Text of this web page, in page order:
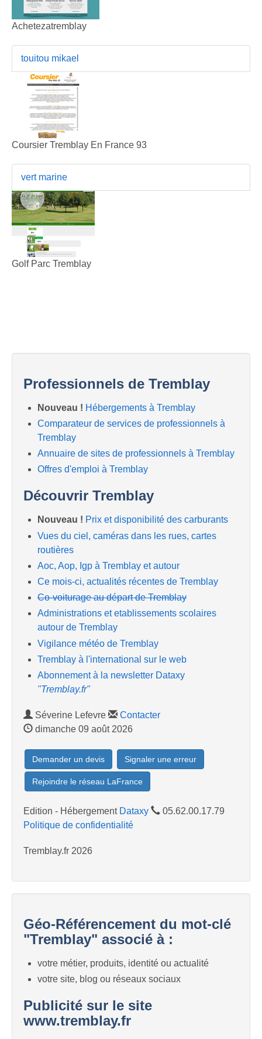
Achetezatremblay
touitou mikael
Coursier Tremblay En France 93
vert marine
Golf Parc Tremblay
Professionnels de Tremblay
Nouveau ! Hébergements à Tremblay
Comparateur de services de professionnels à
Tremblay
Annuaire de sites de professionnels à Tremblay
Offres d'emploi à Tremblay
Découvrir Tremblay
Nouveau ! Prix et disponibilité des carburants
Vues du ciel, caméras dans les rues, cartes
routières
Aoc, Aop, Igp à Tremblay et autour
Ce mois-ci, actualités récentes de Tremblay
Co-voiturage au départ de Tremblay
Administrations et etablissements scolaires
autour de Tremblay
Vigilance météo de Tremblay
Tremblay à l'international sur le web
Abonnement à la newsletter Dataxy
"Tremblay.fr"
Séverine Lefevre
Contacter
dimanche 09 août 2026
Demander un devis Signaler une erreur
Rejoindre le réseau LaFrance
Edition - Hébergement Dataxy
05.62.00.17.79
Politique de confidentialité
Tremblay.fr 2026
Géo-Référencement du mot-clé
"Tremblay" associé à :
votre métier, produits, identité ou actualité
votre site, blog ou réseaux sociaux
Publicité sur le site
www.tremblay.fr